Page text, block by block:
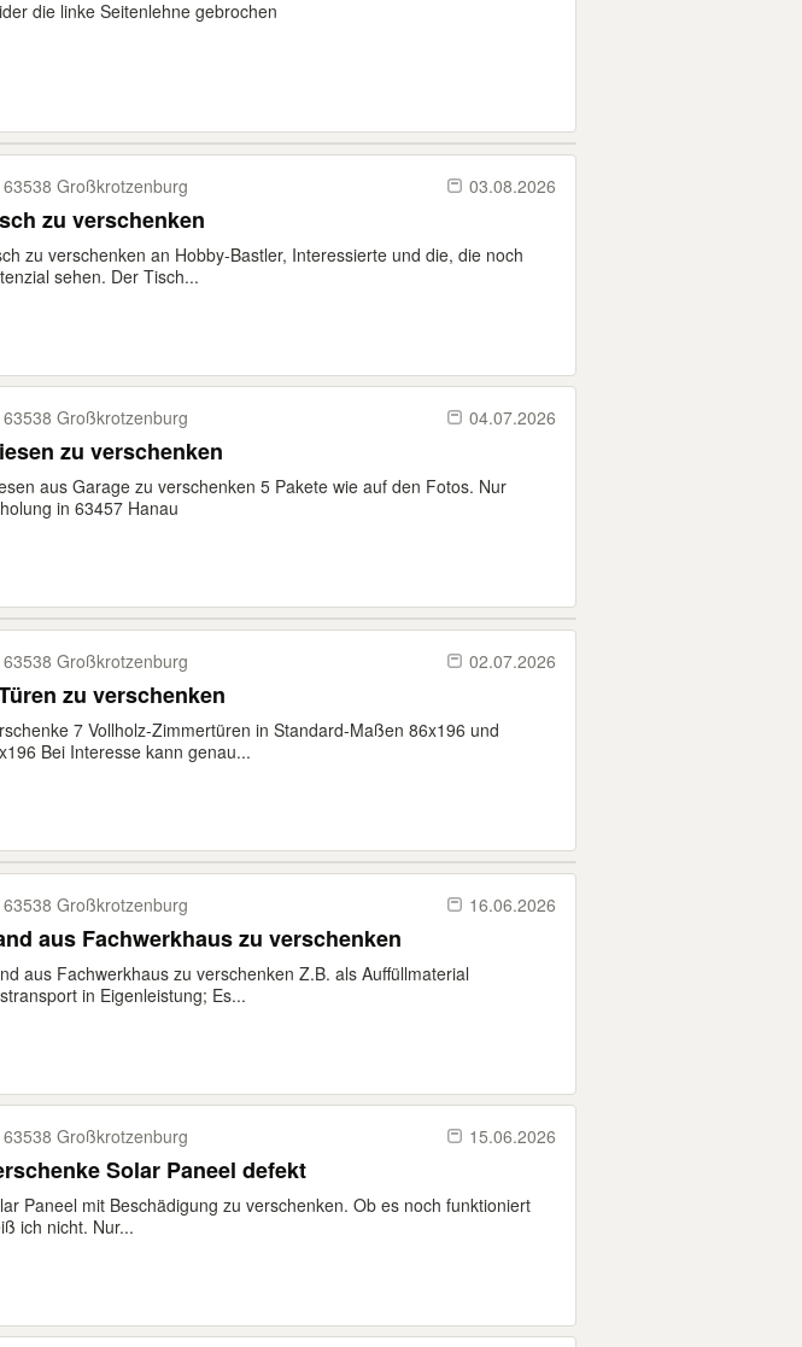
die linke Seitenlehne gebrochen
63538 Großkrotzenburg 03.08.2026
zu verschenken
zu verschenken an Hobby-Bastler, Interessierte und die, die noch
sehen. Der Tisch...
63538 Großkrotzenburg 04.07.2026
zu verschenken
aus Garage zu verschenken 5 Pakete wie auf den Fotos. Nur
in 63457 Hanau
63538 Großkrotzenburg 02.07.2026
zu verschenken
7 Vollholz-Zimmertüren in Standard-Maßen 86x196 und
Bei Interesse kann genau...
63538 Großkrotzenburg 16.06.2026
aus Fachwerkhaus zu verschenken
aus Fachwerkhaus zu verschenken Z.B. als Auffüllmaterial
in Eigenleistung; Es...
63538 Großkrotzenburg 15.06.2026
Solar Paneel defekt
Paneel mit Beschädigung zu verschenken. Ob es noch funktioniert
ich nicht. Nur...